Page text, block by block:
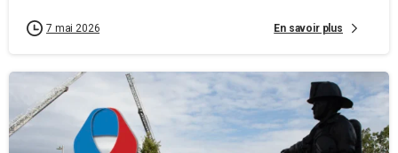
7 mai 2026 En savoir plus